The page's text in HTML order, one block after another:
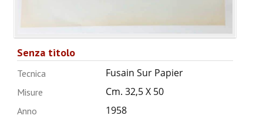
ANNUARIO 2026
CHI SIAMO
Senza titolo
Tecnica Fusain Sur Papier
Misure Cm. 32,5 X 50
Anno 1958